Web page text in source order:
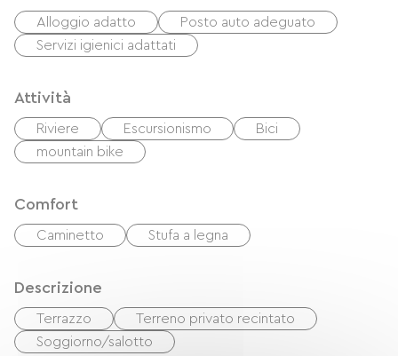
Alloggio adatto
Posto auto adeguato
Servizi igienici adattati
Attività
Riviere Escursionismo
Bici
mountain bike
Comfort
Caminetto Stufa a legna
Descrizione
Terrazzo
Terreno privato recintato
Soggiorno/salotto